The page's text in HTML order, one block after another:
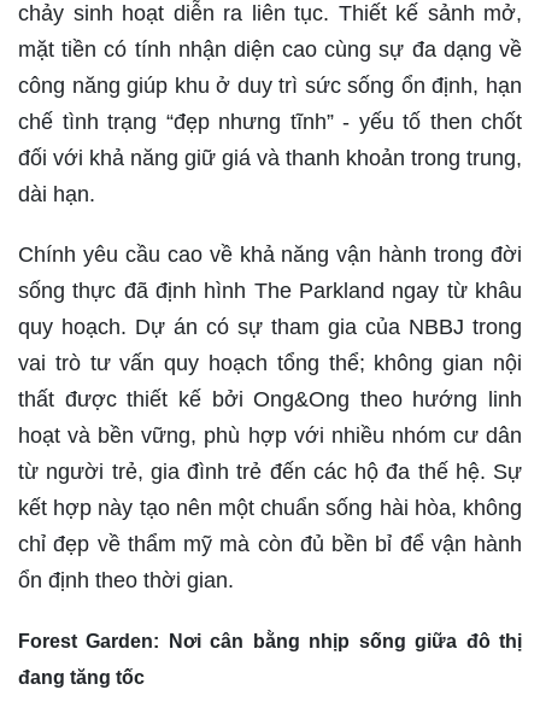
chảy sinh hoạt diễn ra liên tục. Thiết kế sảnh mở,
mặt tiền có tính nhận diện cao cùng sự đa dạng về
công năng giúp khu ở duy trì sức sống ổn định, hạn
chế tình trạng “đẹp nhưng tĩnh” - yếu tố then chốt
đối với khả năng giữ giá và thanh khoản trong trung,
dài hạn.
Chính yêu cầu cao về khả năng vận hành trong đời
sống thực đã định hình The Parkland ngay từ khâu
quy hoạch. Dự án có sự tham gia của NBBJ trong
vai trò tư vấn quy hoạch tổng thể; không gian nội
thất được thiết kế bởi Ong&Ong theo hướng linh
hoạt và bền vững, phù hợp với nhiều nhóm cư dân
từ người trẻ, gia đình trẻ đến các hộ đa thế hệ. Sự
kết hợp này tạo nên một chuẩn sống hài hòa, không
chỉ đẹp về thẩm mỹ mà còn đủ bền bỉ để vận hành
ổn định theo thời gian.
Forest Garden: Nơi cân bằng nhịp sống giữa đô thị
đang tăng tốc